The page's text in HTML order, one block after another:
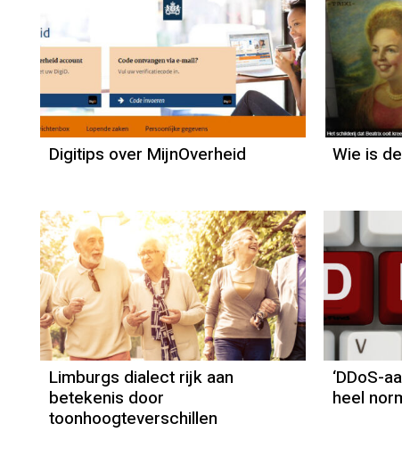
Digitips over MijnOverheid Wie is
Limburgs dialect rijk aan
betekenis door
toonhoogteverschillen
‘DDoS-
heel